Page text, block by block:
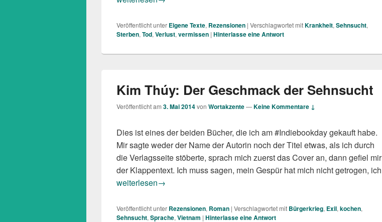
Veröffentlicht unter Eigene Texte, Rezensionen | Verschlagwortet mitKrankheit, Sehnsucht,
Sterben, Tod, Verlust, vermissen | Hinterlasse eine Antwort
Kim Thúy: Der Geschmack der Sehnsucht
Veröffentlicht am 3. Mai 2014von Wortakzente—Keine Kommentare ↓
Dies ist eines der beiden Bücher, die ich am #Indiebookday gekauft habe.
Mir sagte weder der Name der Autorin noch der Titel etwas, als ich durch
die Verlagsseite stöberte, sprach mich zuerst das Cover an, dann gefiel mir
der Klappentext. Ich muss sagen, mein Gespür hat mich nicht getrogen, ich
Kim Thúy: Der Geschmack der Sehnsucht
weiterlesen→
Veröffentlicht unter Rezensionen, Roman | Verschlagwortet mit Bürgerkrieg, Exil, kochen,
Sehnsucht, Sprache, Vietnam | Hinterlasse eine Antwort